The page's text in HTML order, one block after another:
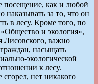
посещение, как и любой
наказывать за то, что он
в лесу. Кроме того, по
и экология»,
Лисовского, важно
насыщать
экологиче­ской
к лесу.
сгорел, нет никакого